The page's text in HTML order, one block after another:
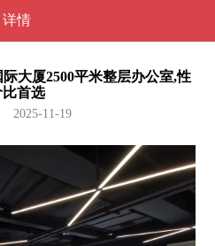
详情
大厦2500平米整层办公室,性
比首选
2025-11-19